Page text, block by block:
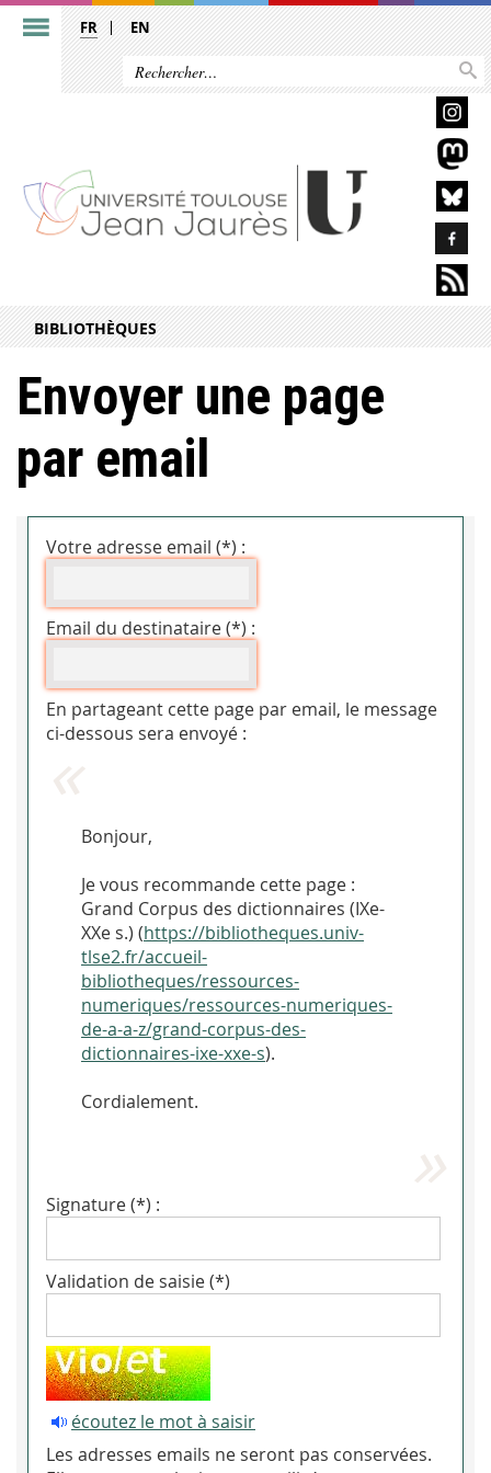
FR EN
BIBLIOTHÈQUES
Envoyer une page
par email
Votre adresse email (*) :
Email du destinataire (*) :
En partageant cette page par email, le message
ci-dessous sera envoyé :
Bonjour,
Je vous recommande cette page :
Grand Corpus des dictionnaires (IXe-
XXe s.) (https://bibliotheques.univ-
tlse2.fr/accueil-
bibliotheques/ressources-
numeriques/ressources-numeriques-
de-a-a-z/grand-corpus-des-
dictionnaires-ixe-xxe-s).
Cordialement.
Signature (*) :
Validation de saisie (*)
écoutez le mot à saisir
Les adresses emails ne seront pas conservées.